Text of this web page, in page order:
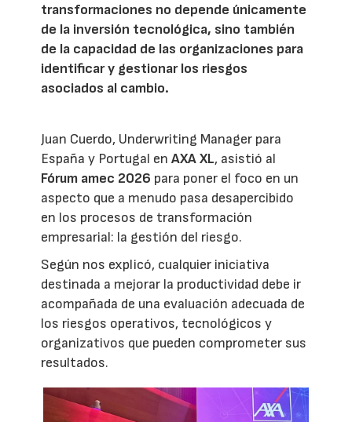
transformaciones no depende únicamente
de la inversión tecnológica, sino también
de la capacidad de las organizaciones para
identificar y gestionar los riesgos
asociados al cambio.
Juan Cuerdo, Underwriting Manager para
España y Portugal enAXA XL, asistió al
Fórum amec 2026 para poner el foco en un
aspecto que a menudo pasa desapercibido
en los procesos de transformación
empresarial: la gestión del riesgo.
Según nos explicó, cualquier iniciativa
destinada a mejorar la productividad debe ir
acompañada de una evaluación adecuada de
los riesgos operativos, tecnológicos y
organizativos que pueden comprometer sus
resultados.